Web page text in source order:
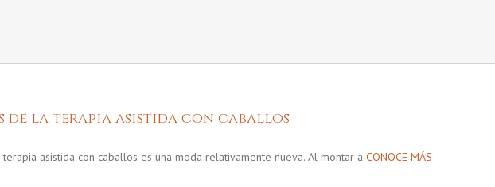
de la terapia asistida con caballos
asistida con caballos es una moda relativamente nueva. Al montar a CONOCE MÁS